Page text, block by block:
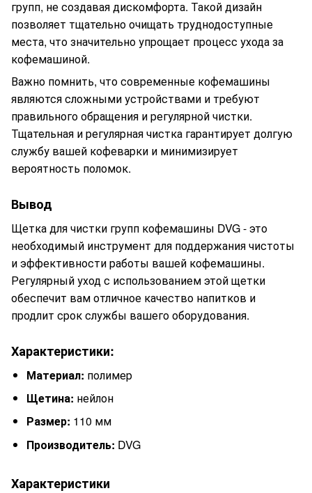
групп, не создавая дискомфорта. Такой дизайн
позволяет тщательно очищать труднодоступные
места, что значительно упрощает процесс ухода за
кофемашиной.
Важно помнить, что современные кофемашины
являются сложными устройствами и требуют
правильного обращения и регулярной чистки.
Тщательная и регулярная чистка гарантирует долгую
службу вашей кофеварки и минимизирует
вероятность поломок.
Вывод
Щетка для чистки групп кофемашины DVG - это
необходимый инструмент для поддержания чистоты
и эффективности работы вашей кофемашины.
Регулярный уход с использованием этой щетки
обеспечит вам отличное качество напитков и
продлит срок службы вашего оборудования.
Характеристики:
Материал: полимер
Щетина: нейлон
Размер: 110 мм
Производитель: DVG
Характеристики